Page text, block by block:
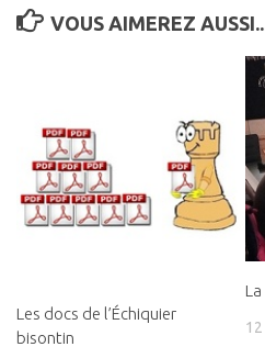
VOUS AIMEREZ
Les docs de l’Échiquier
bisontin